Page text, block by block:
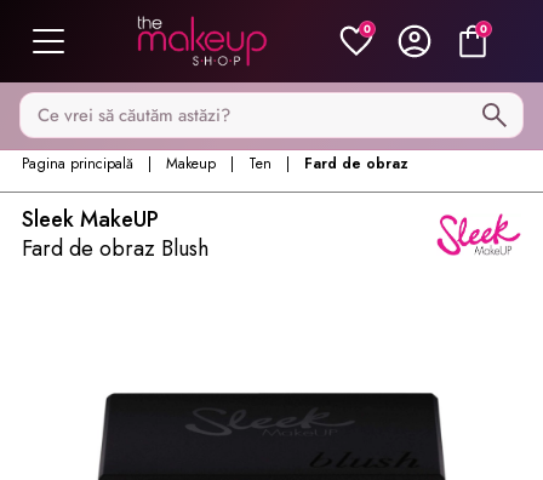
0 0
Caută pe MakeupShop
Pagina principală Makeup Ten Fard de obraz
Sleek MakeUP
Fard de obraz Blush